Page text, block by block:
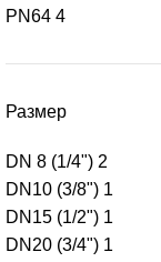
PN64 4
Размер
DN 8 (1/4") 2
DN10 (3/8") 1
DN15 (1/2") 1
DN20 (3/4") 1